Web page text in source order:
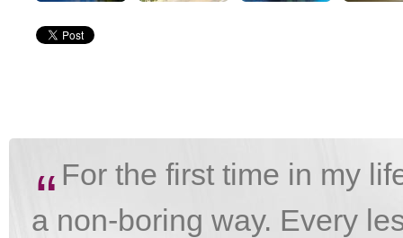
“ For the first time in my
a non-boring way. Every